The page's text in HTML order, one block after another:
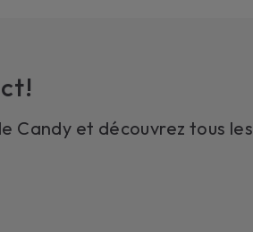
Candy et découvrez tous les